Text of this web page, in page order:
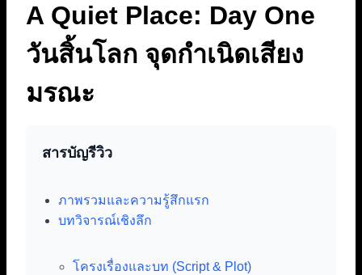
A Quiet Place: Day One
วันสิ้นโลก จุดกำเนิดเสียง
มรณะ
สารบัญรีวิว
ภาพรวมและความรู้สึกแรก
บทวิจารณ์เชิงลึก
โครงเรื่องและบท (Script & Plot)